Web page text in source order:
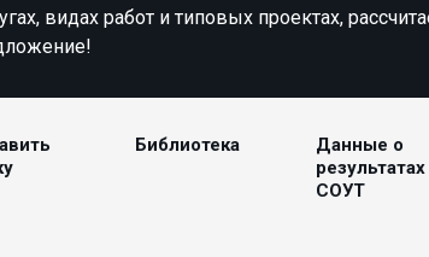
видах работ и типовых проектах,
Библиотека
Данные о
результатах
СОУТ